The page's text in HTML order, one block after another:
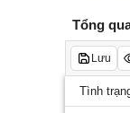
Tổng
Lưu
Tình